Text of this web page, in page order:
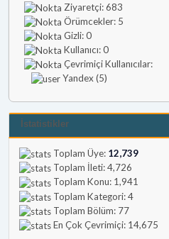
Ziyaretçi: 683
Örümcekler: 5
Gizli: 0
Kullanıcı: 0
Çevrimiçi Kullanıcılar:
Yandex (5)
İstatistikler
Toplam Üye: 12,739
Toplam İleti: 4,726
Toplam Konu: 1,941
Toplam Kategori: 4
Toplam Bölüm: 77
En Çok Çevrimiçi: 14,675